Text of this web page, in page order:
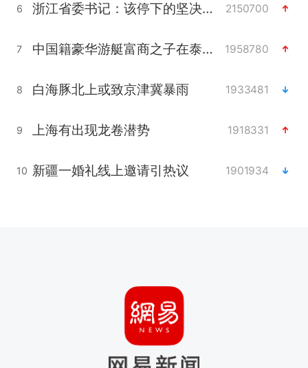
6 浙江省委书记：该停下的坚决停下来 2150700
7 中国籍豪华游艇富商之子在泰国被杀 1958780
8 白海豚北上或致京津冀暴雨 1933481
9 上海有出现龙卷潜势 1918331
10 新疆一婚礼线上邀请引热议 1901934